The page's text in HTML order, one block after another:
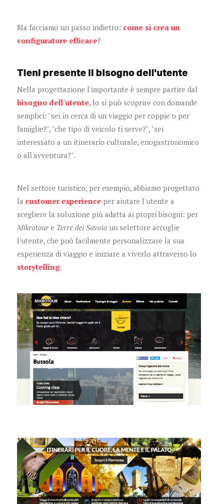
Ma facciamo un passo indietro: come si crea un
configuratore efficace?
Tieni presente il bisogno dell'utente
Nella progettazione l'importante è sempre partire dal
bisogno dell'utente, lo si può scoprire con domande
semplici: "sei in cerca di un viaggio per coppie o per
famiglie?", "che tipo di veicolo ti serve?", "sei
interessato a un itinerario culturale, enogastronomico
o all'avventura?".
Nel settore turistico, per esempio, abbiamo progettato
la customer experience per aiutare l'utente a
scegliere la soluzione più adatta ai propri bisogni: per
Mikrotoure Terre dei Savoia un selettore accoglie
l'utente, che può facilmente personalizzare la sua
esperienza di viaggio e iniziare a viverlo attraverso lo
storytelling.